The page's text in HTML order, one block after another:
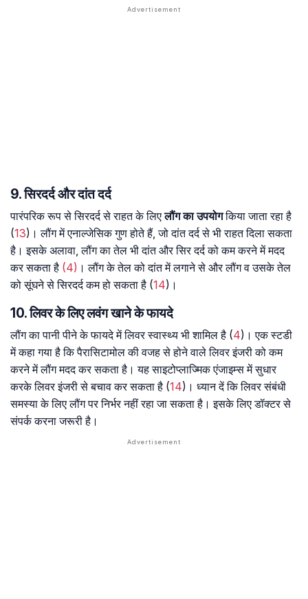
9. सिरदर्द और दांत दर्द
पारंपरिक रूप से सिरदर्द से राहत के लिएलौंग का उपयोगकिया जाता रहा है
(13)। लौंग में एनाल्जेसिक गुण होते हैं, जो दांत दर्द से भी राहत दिला सकता
है। इसके अलावा, लौंग का तेल भी दांत और सिर दर्द को कम करने में मदद
कर सकता है (4) । लौंग के तेल को दांत में लगाने से और लौंग व उसके तेल
को सूंघने से सिरदर्द कम हो सकता है (14)।
10. लिवर के लिए लवंग खाने के फायदे
लौंग का पानी पीने के फायदे में लिवर स्वास्थ्य भी शामिल है (4)। एक स्टडी
में कहा गया है कि पैरासिटामोल की वजह से होने वाले लिवर इंजरी को कम
करने में लौंग मदद कर सकता है। यह साइटोप्लाज्मिक एंजाइम्स में सुधार
करके लिवर इंजरी से बचाव कर सकता है (14)। ध्यान दें कि लिवर संबंधी
समस्या के लिए लौंग पर निर्भर नहीं रहा जा सकता है। इसके लिए डॉक्टर से
संपर्क करना जरूरी है।